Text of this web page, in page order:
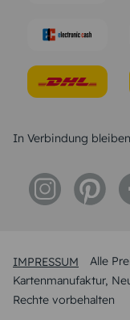
IMPRESSUM
Alle
Kartenmanufaktur,
Rechte vorbehalten
In Verbindung